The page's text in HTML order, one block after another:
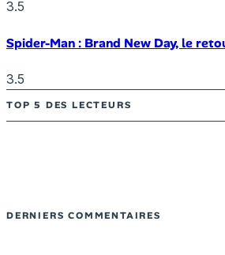
3.5
Spider-Man : Brand New Day, le
3.5
TOP 5 DES LECTEURS
DERNIERS COMMENTAIRES